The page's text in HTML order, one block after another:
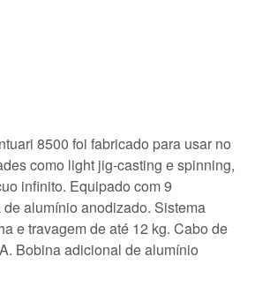
8500 foi fabricado para usar no
como light jig-casting e spinning,
infinito. Equipado com 9
alumínio anodizado. Sistema
e travagem de até 12 kg. Cabo de
Bobina adicional de alumínio